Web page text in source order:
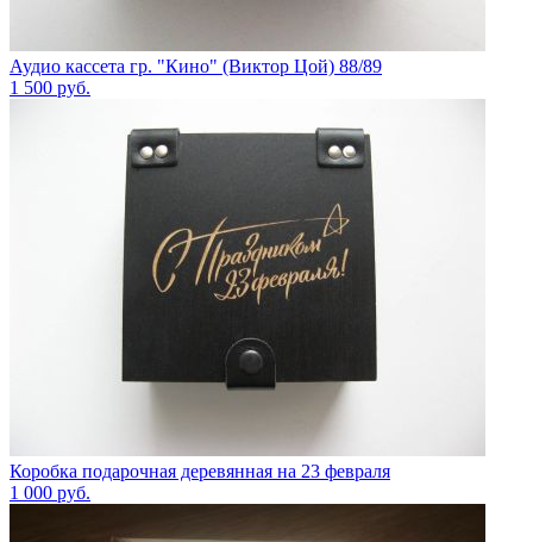
Аудио кассета гр. "Кино" (Виктор Цой) 88/89
1 500 руб.
Коробка подарочная деревянная на 23 февраля
1 000 руб.